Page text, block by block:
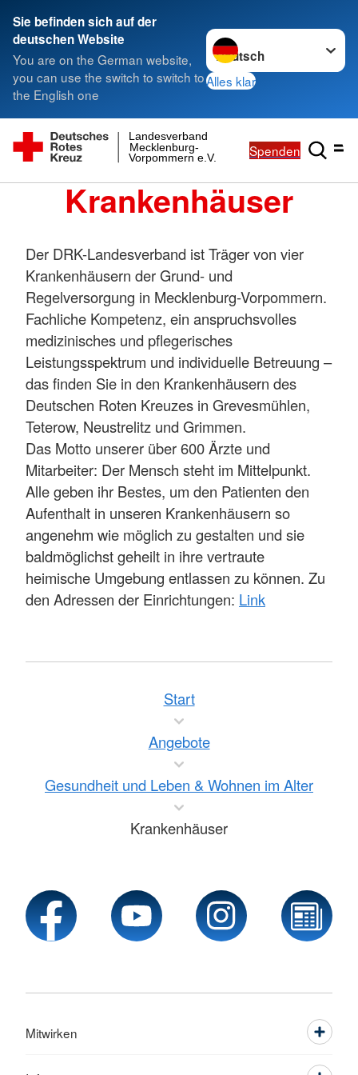
Sie befinden sich auf der
deutschen Website
You are on the German website,
you can use the switch to switch to
the English one
Sprache wechseln zu
Alles klar
Vorpommern e.V.
Mecklenburg-
Landesverband
Spenden
Krankenhäuser
Der DRK-Landesverband ist Träger von vier
Krankenhäusern der Grund- und
Regelversorgung in Mecklenburg-Vorpommern.
Fachliche Kompetenz, ein anspruchsvolles
medizinisches und pflegerisches
Leistungsspektrum und individuelle Betreuung –
das finden Sie in den Krankenhäusern des
Deutschen Roten Kreuzes in Grevesmühlen,
Teterow, Neustrelitz und Grimmen.
Das Motto unserer über 600 Ärzte und
Mitarbeiter: Der Mensch steht im Mittelpunkt.
Alle geben ihr Bestes, um den Patienten den
Aufenthalt in unseren Krankenhäusern so
angenehm wie möglich zu gestalten und sie
baldmöglichst geheilt in ihre vertraute
heimische Umgebung entlassen zu können. Zu
den Adressen der Einrichtungen: Link
Start
Angebote
Gesundheit und Leben & Wohnen im Alter
Krankenhäuser
Mitwirken